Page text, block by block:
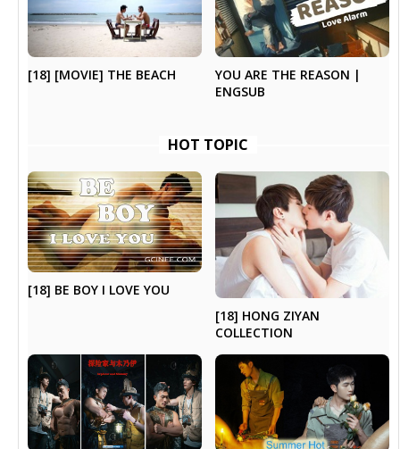
[18] [MOVIE] THE BEACH
YOU ARE THE REASON |
ENGSUB
HOT TOPIC
[18] BE BOY I LOVE YOU
[18] HONG ZIYAN
COLLECTION